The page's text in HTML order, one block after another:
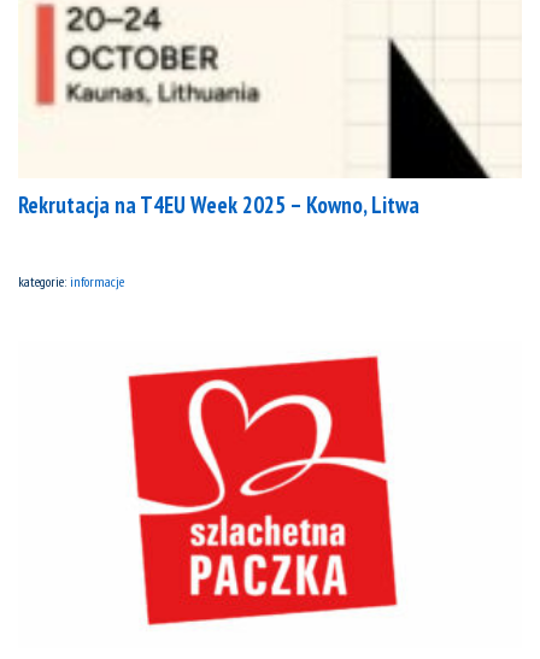
Rekrutacja na T4EU Week 2025 – Kowno, Litwa
kategorie: informacje